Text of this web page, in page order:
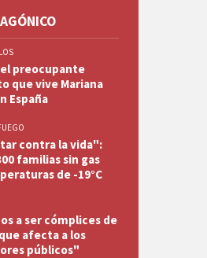
preocupante
que vive Mariana
España
contra la vida":
familias sin gas
de -19°C
a ser cómplices de
afecta a los
públicos"